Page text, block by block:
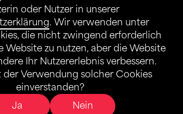
oder Nutzer in unserer
. Wir verwenden unter
die nicht zwingend erforderlich
Website zu nutzen, aber die Website
Ihr Nutzererlebnis verbessern.
der Verwendung solcher Cookies
einverstanden?
Ja
Nein